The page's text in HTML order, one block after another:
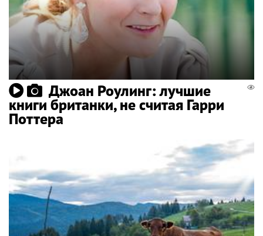
Джоан Роулинг: лучшие
книги британки, не считая Гарри
Поттера